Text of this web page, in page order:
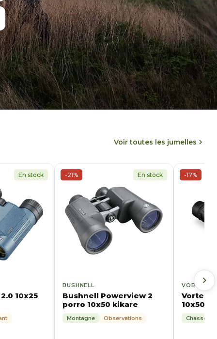
Voir toutes les jumelles
En stock
10x25
-21% En stock
BUSHNELL
Bushnell Powerview 2
porro 10x50 kikare
Montagne Observations
-17%
VORTEX
Vortex
10x50
Chasse